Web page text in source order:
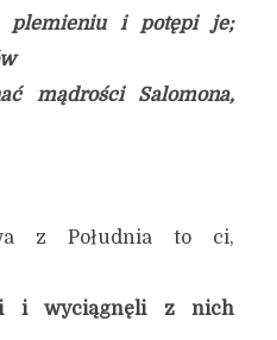
plemieniu i potępi je;
mądrości Salomona,
z Południa to ci,
i wyciągnęli z nich